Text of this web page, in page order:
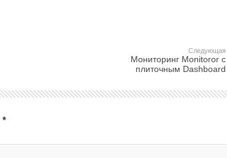
Следующая
Мониторинг Monitoror с
плиточным Dashboard
*